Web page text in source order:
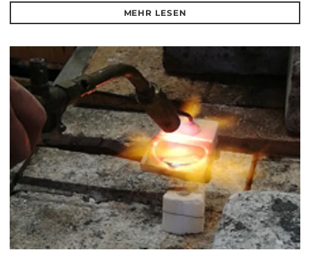
MEHR LESEN